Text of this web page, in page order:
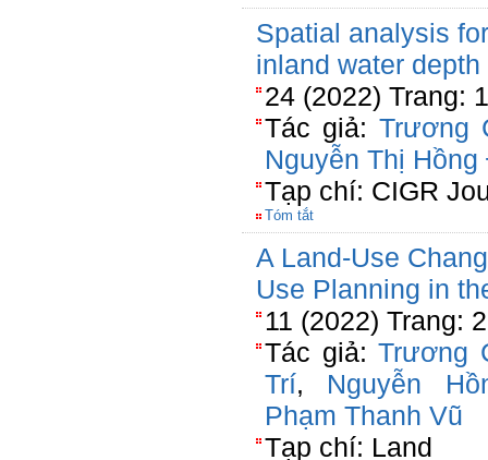
Spatial analysis
inland water depth
24 (2022) Trang:
Tác giả: Trương
Nguyễn Thị
Tạp chí: CIGR
Tóm tắt
A Land-Use
Use Planning in
11 (2022) Trang:
Tác giả:Trương
Trí, Nguyễn
Phạm Thanh Vũ
Tạp chí: Land